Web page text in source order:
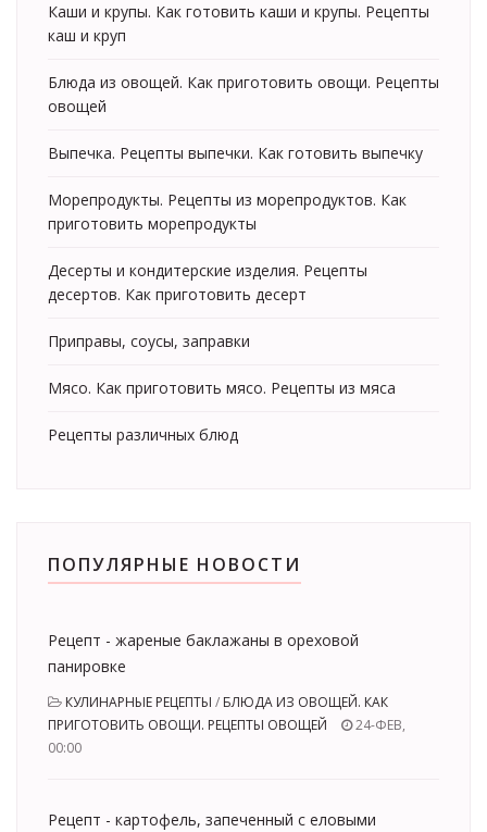
Каши и крупы. Как готовить каши и крупы. Рецепты
каш и круп
Блюда из овощей. Как приготовить овощи. Рецепты
овощей
Выпечка. Рецепты выпечки. Как готовить выпечку
Морепродукты. Рецепты из морепродуктов. Как
приготовить морепродукты
Десерты и кондитерские изделия. Рецепты
десертов. Как приготовить десерт
Приправы, соусы, заправки
Мясо. Как приготовить мясо. Рецепты из мяса
Рецепты различных блюд
ПОПУЛЯРНЫЕ НОВОСТИ
Рецепт - жареные баклажаны в ореховой
панировке
КУЛИНАРНЫЕ РЕЦЕПТЫ / БЛЮДА ИЗ ОВОЩЕЙ. КАК
ПРИГОТОВИТЬ ОВОЩИ. РЕЦЕПТЫ ОВОЩЕЙ
24-ФЕВ,
00:00
Рецепт - картофель, запеченный с еловыми